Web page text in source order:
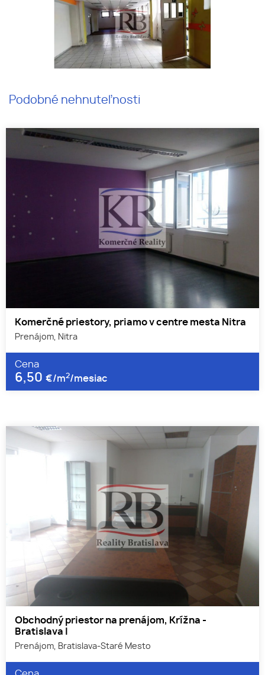
Podobné nehnuteľnosti
Komerčné priestory, priamo v centre mesta Nitra
Prenájom, Nitra
Cena
6,50 €/m2/mesiac
Obchodný priestor na prenájom, Krížna -
Bratislava I
Prenájom, Bratislava-Staré Mesto